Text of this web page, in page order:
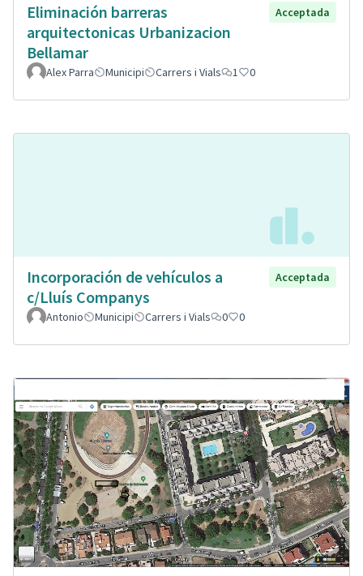
Eliminación barreras
arquitectonicas Urbanizacion
Bellamar
Acceptada
Alex Parra Municipi Carrers i Vials 1 0
Incorporación de vehículos a
c/Lluís Companys
Acceptada
Antonio Municipi Carrers i Vials 0 0